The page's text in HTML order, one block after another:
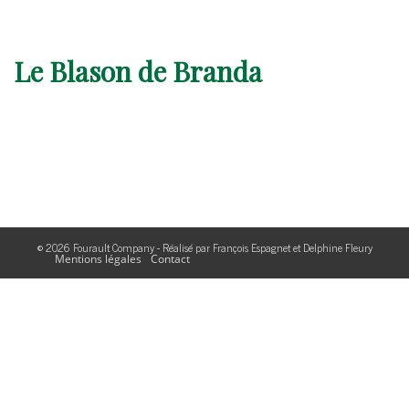
Le Blason de Branda
© 2026 Fourault Company - Réalisé par François EspagnetetDelphine Fleury
Mentions légales Contact